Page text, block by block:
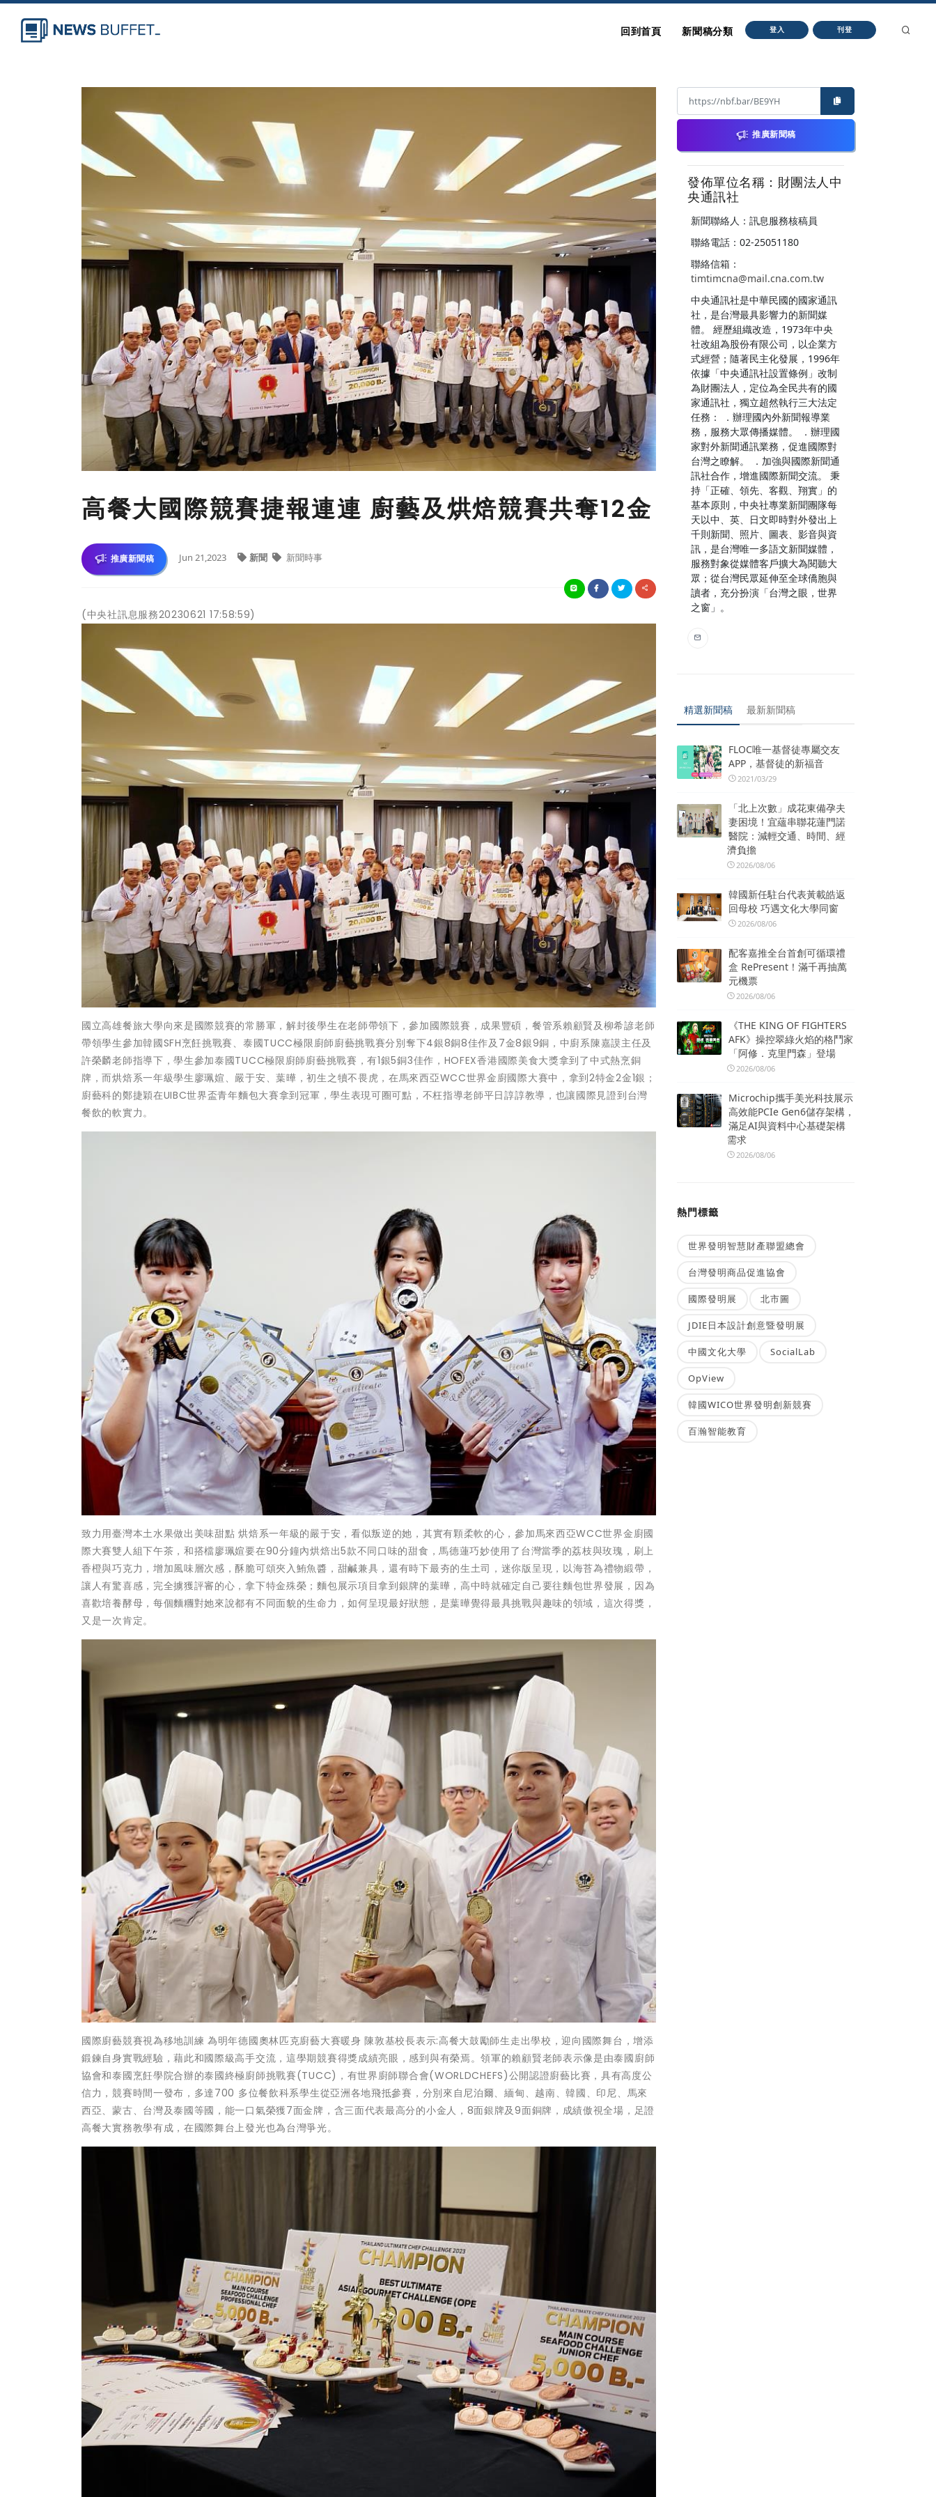
回到首頁 新聞稿分類 登入 刊登
高餐大國際競賽捷報連連 廚藝及烘焙競賽共奪12金
推廣新聞稿 Jun 21,2023 新聞 新聞時事
(中央社訊息服務20230621 17:58:59)
國立高雄餐旅大學向來是國際競賽的常勝軍，解封後學生在老師帶領下，參加國際競賽，成果豐碩，餐管系賴顧賢及柳希諺老師
帶領學生參加韓國SFH烹飪挑戰賽、泰國TUCC極限廚師廚藝挑戰賽分別奪下4銀8銅8佳作及7金8銀9銅，中廚系陳嘉謨主任及
許榮麟老師指導下，學生參加泰國TUCC極限廚師廚藝挑戰賽，有1銀5銅3佳作，HOFEX香港國際美食大獎拿到了中式熱烹銅
牌，而烘焙系一年級學生廖珮媗、嚴于安、葉曄，初生之犢不畏虎，在馬來西亞WCC世界金廚國際大賽中，拿到2特金2金1銀；
廚藝科的鄭捷穎在UIBC世界盃青年麵包大賽拿到冠軍，學生表現可圈可點，不枉指導老師平日諄諄教導，也讓國際見證到台灣
餐飲的軟實力。
致力用臺灣本土水果做出美味甜點 烘焙系一年級的嚴于安，看似叛逆的她，其實有顆柔軟的心，參加馬來西亞WCC世界金廚國
際大賽雙人組下午茶，和搭檔廖珮媗要在90分鐘內烘焙出5款不同口味的甜食，馬德蓮巧妙使用了台灣當季的荔枝與玫瑰，刷上
香橙與巧克力，增加風味層次感，酥脆可頌夾入鮪魚醬，甜鹹兼具，還有時下最夯的生土司，迷你版呈現，以海苔為禮物緞帶，
讓人有驚喜感，完全擄獲評審的心，拿下特金殊榮；麵包展示項目拿到銀牌的葉曄，高中時就確定自己要往麵包世界發展，因為
喜歡培養酵母，每個麵糰對她來說都有不同面貌的生命力，如何呈現最好狀態，是葉曄覺得最具挑戰與趣味的領域，這次得獎，
又是一次肯定。
國際廚藝競賽視為移地訓練 為明年德國奧林匹克廚藝大賽暖身 陳敦基校長表示:高餐大鼓勵師生走出學校，迎向國際舞台，增添
鍛鍊自身實戰經驗，藉此和國際級高手交流，這學期競賽得獎成績亮眼，感到與有榮焉。領軍的賴顧賢老師表示像是由泰國廚師
協會和泰國烹飪學院合辦的泰國終極廚師挑戰賽(TUCC)，有世界廚師聯合會(WORLDCHEFS)公開認證廚藝比賽，具有高度公
信力，競賽時間一發布，多達700 多位餐飲科系學生從亞洲各地飛抵參賽，分別來自尼泊爾、緬甸、越南、韓國、印尼、馬來
西亞、蒙古、台灣及泰國等國，能一口氣榮獲7面金牌，含三面代表最高分的小金人，8面銀牌及9面銅牌，成績傲視全場，足證
高餐大實務教學有成，在國際舞台上發光也為台灣爭光。
推廣新聞稿
發佈單位名稱：財團法人中
央通訊社
新聞聯絡人：訊息服務核稿員
聯絡電話：02-25051180
聯絡信箱：
timtimcna@mail.cna.com.tw
中央通訊社是中華民國的國家通訊
社，是台灣最具影響力的新聞媒
體。 經歷組織改造，1973年中央
社改組為股份有限公司，以企業方
式經營；隨著民主化發展，1996年
依據「中央通訊社設置條例」改制
為財團法人，定位為全民共有的國
家通訊社，獨立超然執行三大法定
任務： ．辦理國內外新聞報導業
務，服務大眾傳播媒體。 ．辦理國
家對外新聞通訊業務，促進國際對
台灣之瞭解。 ．加強與國際新聞通
訊社合作，增進國際新聞交流。 秉
持「正確、領先、客觀、翔實」的
基本原則，中央社專業新聞團隊每
天以中、英、日文即時對外發出上
千則新聞、照片、圖表、影音與資
訊，是台灣唯一多語文新聞媒體，
服務對象從媒體客戶擴大為閱聽大
眾；從台灣民眾延伸至全球僑胞與
讀者，充分扮演「台灣之眼，世界
之窗」。
精選新聞稿 最新新聞稿
FLOC唯一基督徒專屬交友
APP，基督徒的新福音
2021/03/29
「北上次數」成花東備孕夫
妻困境！宜蘊串聯花蓮門諾
醫院：減輕交通、時間、經
濟負擔
2026/08/06
韓國新任駐台代表黃載皓返
回母校 巧遇文化大學同窗
2026/08/06
配客嘉推全台首創可循環禮
盒 RePresent！滿千再抽萬
元機票
2026/08/06
《THE KING OF FIGHTERS
AFK》操控翠綠火焰的格鬥家
「阿修．克里門森」登場
2026/08/06
Microchip攜手美光科技展示
高效能PCIe Gen6儲存架構，
滿足AI與資料中心基礎架構
需求
2026/08/06
熱門標籤
世界發明智慧財產聯盟總會
台灣發明商品促進協會
國際發明展 北市圖
JDIE日本設計創意暨發明展
中國文化大學 SocialLab
OpView
韓國WICO世界發明創新競賽
百瀚智能教育